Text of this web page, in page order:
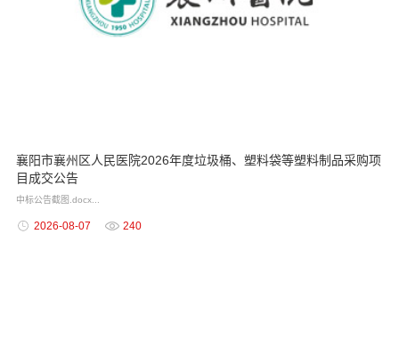
襄阳市襄州区人民医院2026年度垃圾桶、塑料袋等塑料制品采购项
目成交公告
中标公告截图.docx...
2026-08-07 240